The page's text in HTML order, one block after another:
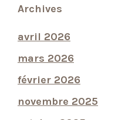
Archives
avril 2026
mars 2026
février 2026
novembre 2025